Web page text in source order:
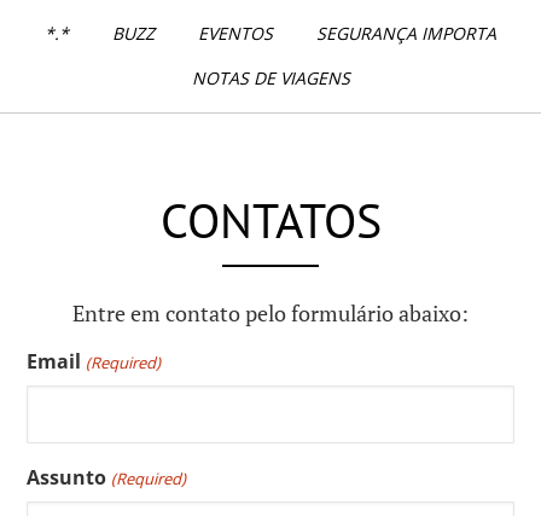
*.* BUZZ EVENTOS
SEGURANÇA IMPORTA
NOTAS DE VIAGENS
CONTATOS
Entre em contato pelo formulário abaixo:
Email (Required)
Assunto (Required)